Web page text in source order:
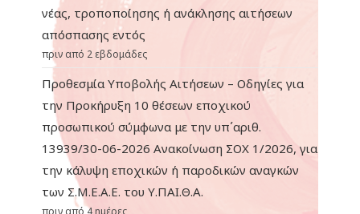
νέας, τροποποίησης ή ανάκλησης αιτήσεων
απόσπασης εντός
πριν από 2 εβδομάδες
Προθεσμία Υποβολής Αιτήσεων – Οδηγίες για
την Προκήρυξη 10 θέσεων εποχικού
προσωπικού σύμφωνα με την υπ΄αριθ.
13939/30-06-2026 Ανακοίνωση ΣΟΧ 1/2026, για
την κάλυψη εποχικών ή παροδικών αναγκών
των Σ.Μ.Ε.Α.Ε. του Υ.ΠΑΙ.Θ.Α.
πριν από 4 ημέρες